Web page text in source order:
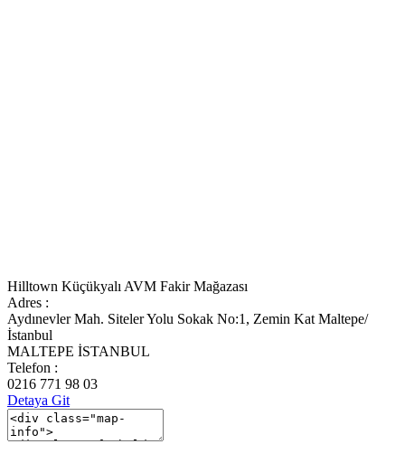
Hilltown Küçükyalı AVM Fakir Mağazası
Adres :
Aydınevler Mah. Siteler Yolu Sokak No:1, Zemin Kat Maltepe/
İstanbul
MALTEPE İSTANBUL
Telefon :
0216 771 98 03
Detaya Git